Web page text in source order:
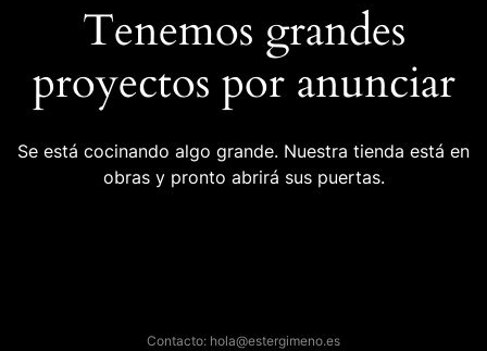
Tenemos grandes
proyectos por anunciar
Se está cocinando algo grande. Nuestra tienda está en
obras y pronto abrirá sus puertas.
Contacto: hola@estergimeno.es